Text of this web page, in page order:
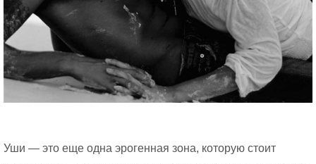
Уши — это еще одна эрогенная зона, которую стоит